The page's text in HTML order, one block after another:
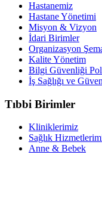
Hastanemiz
Hastane Yönetimi
Misyon & Vizyon
İdari Birimler
Organizasyon
Kalite Yönetim
Bilgi Güvenliği
İş Sağlığı ve
Tıbbi Birimler
Kliniklerimiz
Sağlık
Anne & Bebek